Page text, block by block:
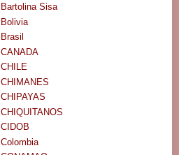
Bartolina Sisa
Bolivia
Brasil
CANADA
CHILE
CHIMANES
CHIPAYAS
CHIQUITANOS
CIDOB
Colombia